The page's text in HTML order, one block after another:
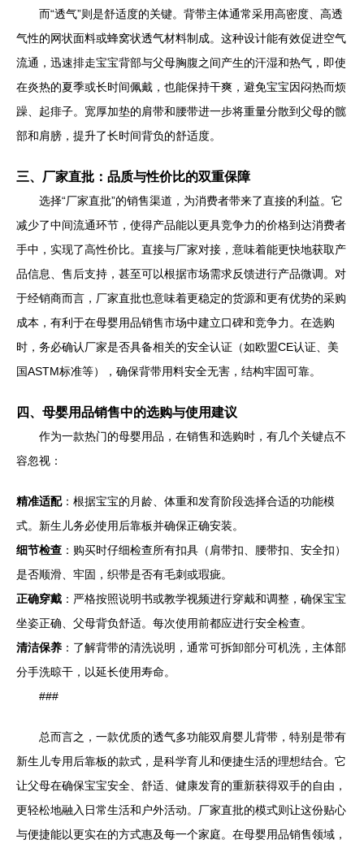
而“透气”则是舒适度的关键。背带主体通常采用高密度、高透
气性的网状面料或蜂窝状透气材料制成。这种设计能有效促进空气
流通，迅速排走宝宝背部与父母胸腹之间产生的汗湿和热气，即使
在炎热的夏季或长时间佩戴，也能保持干爽，避免宝宝因闷热而烦
躁、起痱子。宽厚加垫的肩带和腰带进一步将重量分散到父母的髋
部和肩膀，提升了长时间背负的舒适度。
三、厂家直批：品质与性价比的双重保障
选择“厂家直批”的销售渠道，为消费者带来了直接的利益。它
减少了中间流通环节，使得产品能以更具竞争力的价格到达消费者
手中，实现了高性价比。直接与厂家对接，意味着能更快地获取产
品信息、售后支持，甚至可以根据市场需求反馈进行产品微调。对
于经销商而言，厂家直批也意味着更稳定的货源和更有优势的采购
成本，有利于在母婴用品销售市场中建立口碑和竞争力。在选购
时，务必确认厂家是否具备相关的安全认证（如欧盟CE认证、美
国ASTM标准等），确保背带用料安全无害，结构牢固可靠。
四、母婴用品销售中的选购与使用建议
作为一款热门的母婴用品，在销售和选购时，有几个关键点不
容忽视：
精准适配：根据宝宝的月龄、体重和发育阶段选择合适的功能模
式。新生儿务必使用后靠板并确保正确安装。
细节检查 ：购买时仔细检查所有扣具（肩带扣、腰带扣、安全扣）
是否顺滑、牢固，织带是否有毛刺或瑕疵。
正确穿戴 ：严格按照说明书或教学视频进行穿戴和调整，确保宝宝
坐姿正确、父母背负舒适。每次使用前都应进行安全检查。
清洁保养 ：了解背带的清洗说明，通常可拆卸部分可机洗，主体部
分手洗晾干，以延长使用寿命。
###
总而言之，一款优质的透气多功能双肩婴儿背带，特别是带有
新生儿专用后靠板的款式，是科学育儿和便捷生活的理想结合。它
让父母在确保宝宝安全、舒适、健康发育的重新获得双手的自由，
更轻松地融入日常生活和户外活动。厂家直批的模式则让这份贴心
与便捷能以更实在的方式惠及每一个家庭。在母婴用品销售领域，